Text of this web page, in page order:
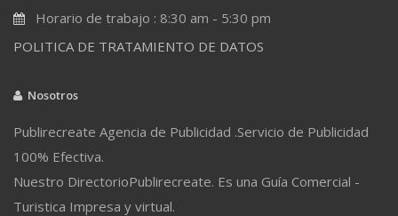
Horario de trabajo : 8:30 am - 5:30 pm
POLITICA DE TRATAMIENTO DE DATOS
Nosotros
Publirecreate Agencia de Publicidad .Servicio de Publicidad
100% Efectiva.
Nuestro DirectorioPublirecreate. Es una Guía Comercial -
Turistica Impresa y virtual.